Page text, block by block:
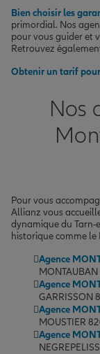
Bien choisir les
primordial. Nos
pour vous guider et
Retrouvez
Obtenir un tarif
Nos
Pour vous
Allianz vous
dynamique du
historique comme
Agence
MONTAUBAN
Agence
GARRISSON
Agence
MOUSTIER
Agence